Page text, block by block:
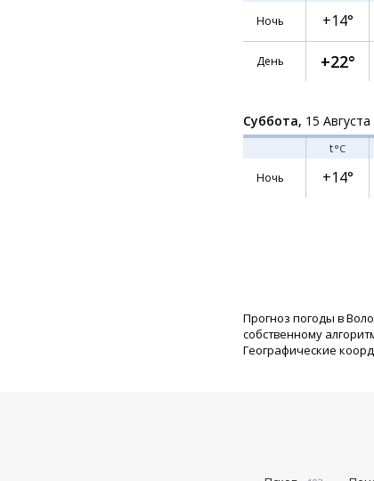
Ночь
+14°
День +22°
Суббота, 15 Августа
t°C
Ночь
+14°
Прогноз погоды в
собственному
Географические